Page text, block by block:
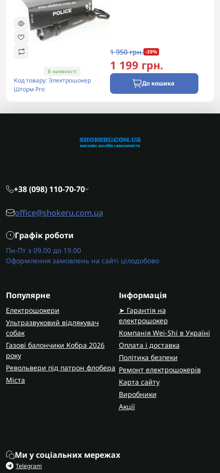
В наявності
Код товару: Электрошокер
Шторм Pro
1 950 грн. -39%
1 199 грн.
До кошика
+38 (098) 110-70-70
office@shokeru.com.ua
Графік роботи
Пн-Пт з 09.00 до 19.00
Оформлення замовлень на сайті цілодобово
Популярне
Електрошокери
Ультразвуковий відлякувач
собак
Газові балончики Кобра 2026
року
Револьвери під патрон флобера
Міста
Інформація
➤ Гарантія на
електрошокер
Компанія Wei-Shi в Україні
Оплата і доставка
Політика безпеки
Ремонт електрошокерів
Карта сайту
Виробники
Акції
Ми у соціальних мережах
Telegram